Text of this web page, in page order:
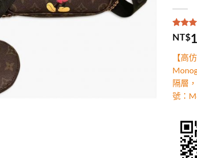
評分
5，
2
分
NT$
【高
隔層
號：